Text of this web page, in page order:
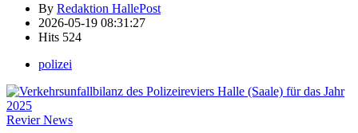
By Redaktion HallePost
2026-05-19 08:31:27
Hits 524
polizei
Revier News